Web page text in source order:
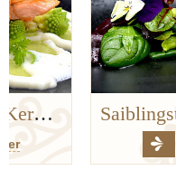
Saiblingstatar